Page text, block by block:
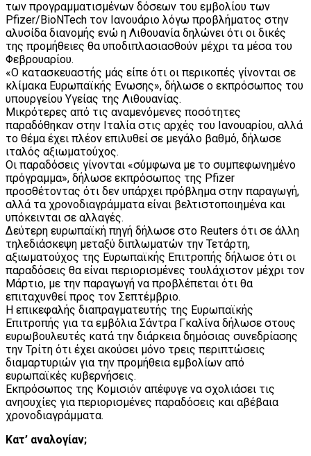
των προγραμματισμένων δόσεων του εμβολίου των
Pfizer/BioNTech τον Ιανουάριο λόγω προβλήματος στην
αλυσίδα διανομής ενώ η Λιθουανία δηλώνει ότι οι δικές
της προμήθειες θα υποδιπλασιασθούν μέχρι τα μέσα του
Φεβρουαρίου.
«Ο κατασκευαστής μάς είπε ότι οι περικοπές γίνονται σε
κλίμακα Ευρωπαϊκής Ενωσης», δήλωσε ο εκπρόσωπος του
υπουργείου Υγείας της Λιθουανίας.
Μικρότερες από τις αναμενόμενες ποσότητες
παραδόθηκαν στην Ιταλία στις αρχές του Ιανουαρίου, αλλά
το θέμα έχει πλέον επιλυθεί σε μεγάλο βαθμό, δήλωσε
ιταλός αξιωματούχος.
Οι παραδόσεις γίνονται «σύμφωνα με το συμπεφωνημένο
πρόγραμμα», δήλωσε εκπρόσωπος της Pfizer
προσθέτοντας ότι δεν υπάρχει πρόβλημα στην παραγωγή,
αλλά τα χρονοδιαγράμματα είναι βελτιστοποιημένα και
υπόκεινται σε αλλαγές.
Δεύτερη ευρωπαϊκή πηγή δήλωσε στο Reuters ότι σε άλλη
τηλεδιάσκεψη μεταξύ διπλωματών την Τετάρτη,
αξιωματούχος της Ευρωπαϊκής Επιτροπής δήλωσε ότι οι
παραδόσεις θα είναι περιορισμένες τουλάχιστον μέχρι τον
Μάρτιο, με την παραγωγή να προβλέπεται ότι θα
επιταχυνθεί προς τον Σεπτέμβριο.
Η επικεφαλής διαπραγματευτής της Ευρωπαϊκής
Επιτροπής για τα εμβόλια Σάντρα Γκαλίνα δήλωσε στους
ευρωβουλευτές κατά την διάρκεια δημόσιας συνεδρίασης
την Τρίτη ότι έχει ακούσει μόνο τρεις περιπτώσεις
διαμαρτυριών για την προμήθεια εμβολίων από
ευρωπαϊκές κυβερνήσεις.
Εκπρόσωπος της Κομισιόν απέφυγε να σχολιάσει τις
ανησυχίες για περιορισμένες παραδόσεις και αβέβαια
χρονοδιαγράμματα.
Κατ’ αναλογίαν;